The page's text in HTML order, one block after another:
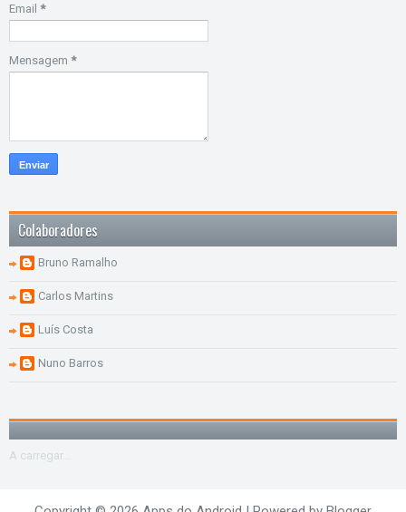
Email *
Mensagem *
Colaboradores
Bruno Ramalho
Carlos Martins
Luís Costa
Nuno Barros
A carregar...